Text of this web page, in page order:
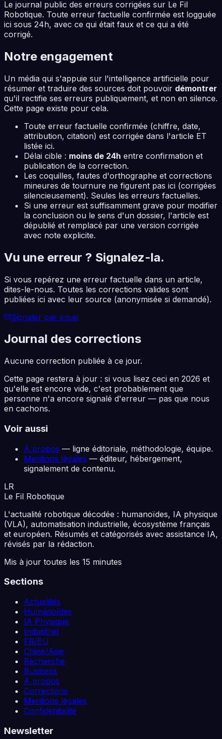
Le journal public des erreurs corrigées sur Le Fil
Robotique. Toute erreur factuelle confirmée est logguée
ici sous 24h, avec ce qui était faux et ce qui a été
corrigé.
Notre engagement
Un média qui s'appuie sur l'intelligence artificielle pour
résumer et traduire des sources doit pouvoir démontrer
qu'il rectifie ses erreurs publiquement, et non en silence.
Cette page existe pour cela.
Toute erreur factuelle confirmée (chiffre, date,
attribution, citation) est corrigée dans l'article ET
listée ici.
Délai cible : moins de 24h entre confirmation et
publication de la correction.
Les coquilles, fautes d'orthographe et corrections
mineures de tournure ne figurent pas ici (corrigées
silencieusement). Seules les erreurs factuelles.
Si une erreur est suffisamment grave pour modifier
la conclusion ou le sens d'un dossier, l'article est
dépublié et remplacé par une version corrigée
avec note explicite.
Vu une erreur ? Signalez-la.
Si vous repérez une erreur factuelle dans un article,
dites-le-nous. Toutes les corrections valides sont
publiées ici avec leur source (anonymisée si demandé).
Signaler par email
Journal des corrections
Aucune correction publiée à ce jour.
Cette page restera à jour : si vous lisez ceci en 2026 et
qu'elle est encore vide, c'est probablement que
personne n'a encore signalé d'erreur — pas que nous
en cachons.
Voir aussi
À propos — ligne éditoriale, méthodologie, équipe.
Mentions légales — éditeur, hébergement,
signalement de contenu.
LR
Le Fil Robotique
L'actualité robotique décodée : humanoïdes, IA physique
(VLA), automatisation industrielle, écosystème français
et européen. Résumés et catégorisés avec assistance IA,
révisés par la rédaction.
Mis à jour toutes les 15 minutes
Sections
Actualités
Humanoïdes
IA Physique
Industriel
FR/EU
Chine/Asie
Recherche
Business
À propos
Corrections
Mentions légales
Confidentialité
Newsletter